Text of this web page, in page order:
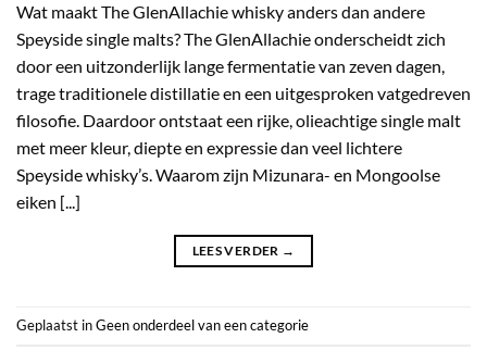
Wat maakt The GlenAllachie whisky anders dan andere
Speyside single malts? The GlenAllachie onderscheidt zich
door een uitzonderlijk lange fermentatie van zeven dagen,
trage traditionele distillatie en een uitgesproken vatgedreven
filosofie. Daardoor ontstaat een rijke, olieachtige single malt
met meer kleur, diepte en expressie dan veel lichtere
Speyside whisky’s. Waarom zijn Mizunara- en Mongoolse
eiken [...]
LEES VERDER →
Geplaatst inGeen onderdeel van een categorie